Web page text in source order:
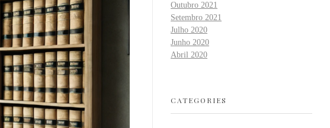
Outubro 2021
Setembro 2021
Julho 2020
Junho 2020
Abril 2020
CATEGORIES